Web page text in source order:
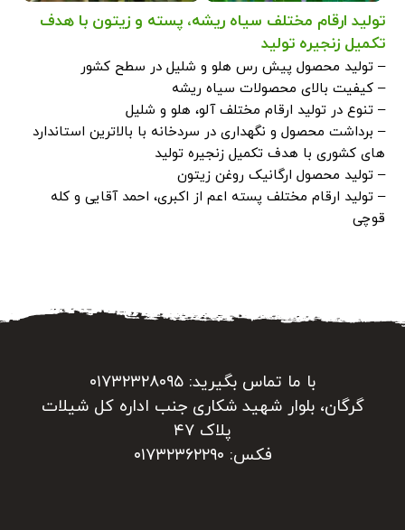
تولید ارقام مختلف سیاه ریشه، پسته و زیتون با هدف
تکمیل زنجیره تولید
– تولید محصول پیش رس هلو و شلیل در سطح کشور
– کیفیت بالای محصولات سیاه ریشه
– تنوع در تولید ارقام مختلف آلو، هلو و شلیل
– برداشت محصول و نگهداری در سردخانه با بالاترین استاندارد
های کشوری با هدف تکمیل زنجیره تولید
– تولید محصول ارگانیک روغن زیتون
– تولید ارقام مختلف پسته اعم از اکبری، احمد آقایی و کله
قوچی
با ما تماس بگیرید: ۰۱۷۳۲۳۲۸۰۹۵
گرگان، بلوار شهید شکاری جنب اداره کل شیلات
پلاک ۴۷
فکس: ۰۱۷۳۲۳۶۲۲۹۰